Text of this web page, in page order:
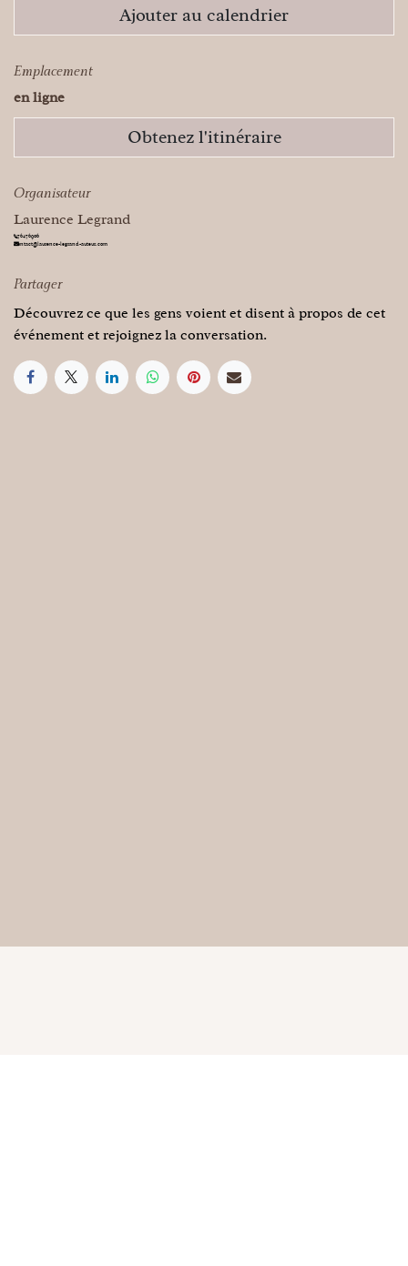
Ajouter au calendrier
Emplacement
en ligne
Obtenez l'itinéraire
Organisateur
Laurence Legrand
476476906
contact@laurence-legrand-auteur.com
Partager
Découvrez ce que les gens voient et disent à propos de cet
événement et rejoignez la conversation.